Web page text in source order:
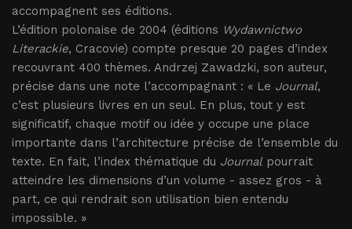
accompagnent ses éditions.
L’édition polonaise de 2004 (éditions Wydawnictwo
Literackie, Cracovie) compte presque 20 pages d’index
recouvrant 400 thèmes. Andrzej Zawadzki, son auteur,
précise dans une note l’accompagnant : « Le Journal,
c’est plusieurs livres en un seul. En plus, tout y est
significatif, chaque motif ou idée y occupe une place
importante dans l’architecture précise de l’ensemble du
texte. En fait, l’index thématique du Journal pourrait
atteindre les dimensions d’un volume - assez gros - à
part, ce qui rendrait son utilisation bien entendu
impossible. »